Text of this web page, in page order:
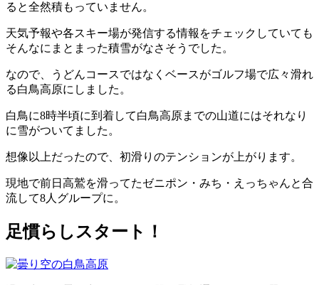
ると全然積もっていません。
天気予報や各スキー場が発信する情報をチェックしていても
そんなにまとまった積雪がなさそうでした。
なので、うどんコースではなくベースがゴルフ場で広々滑れ
る白鳥高原にしました。
白鳥に8時半頃に到着して白鳥高原までの山道にはそれなり
に雪がついてました。
想像以上だったので、初滑りのテンションが上がります。
現地で前日高鷲を滑ってたゼニポン・みち・えっちゃんと合
流して8人グループに。
足慣らしスタート！